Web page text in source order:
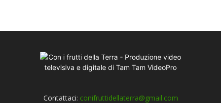
Contattaci: conifruttidellaterra@gmail.com